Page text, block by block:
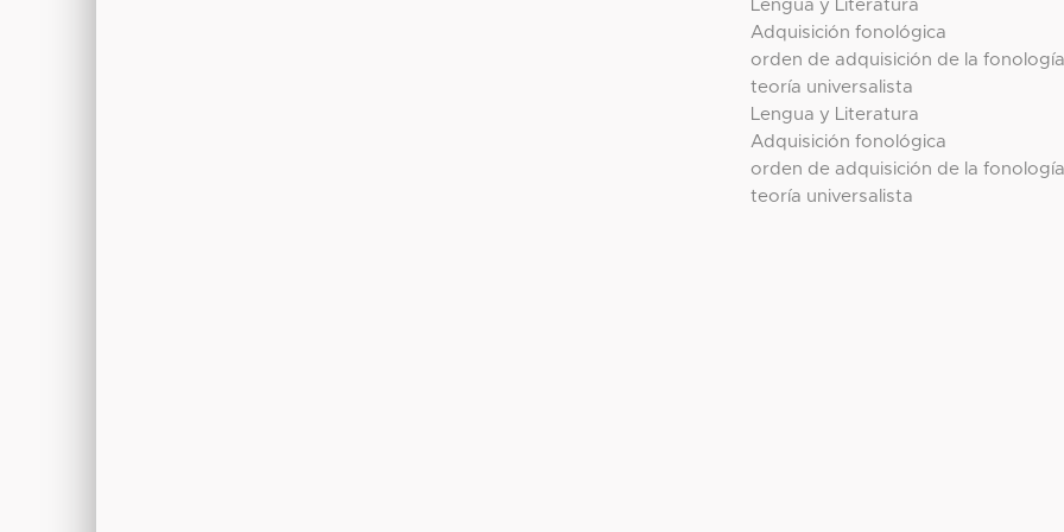
Lengua y Literatura
Adquisición fonológica
orden de adquisición de la
teoría universalista
Lengua y Literatura
Adquisición fonológica
orden de adquisición de la
teoría universalista